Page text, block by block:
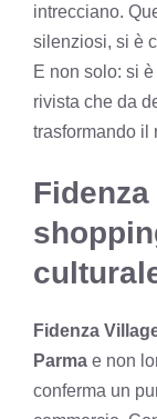
intrecciano.
silenziosi, si è
E non solo: si
rivista che da
trasformando il
Fidenza
Parma e non
conferma un